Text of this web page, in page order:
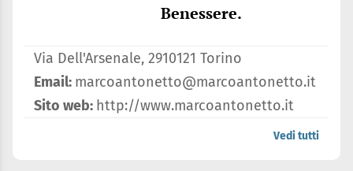
Benessere.
Via Dell'Arsenale, 2910121 Torino
Email: marcoantonetto@marcoantonetto.it
Sito web: http://www.marcoantonetto.it
Vedi tutti